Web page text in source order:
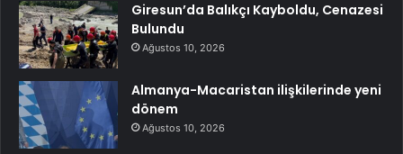
Giresun’da Balıkçı Kayboldu, Cenazesi
Bulundu
Ağustos 10, 2026
Almanya-Macaristan ilişkilerinde yeni
dönem
Ağustos 10, 2026